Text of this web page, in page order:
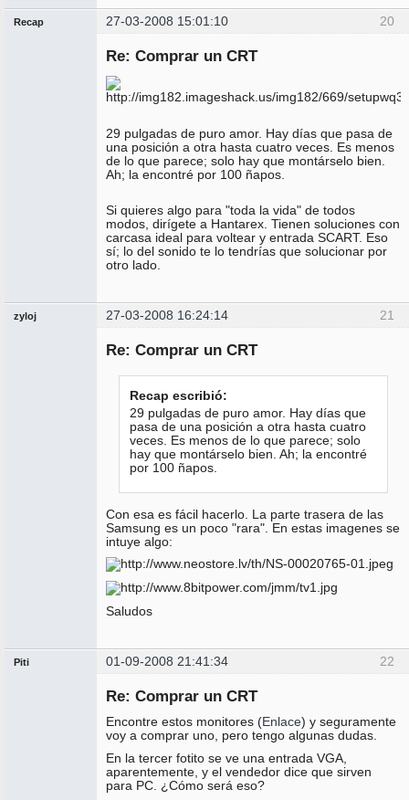
20
Recap 27-03-2008 15:01:10
Re: Comprar un CRT
29 pulgadas de puro amor. Hay días que pasa de
una posición a otra hasta cuatro veces. Es menos
de lo que parece; solo hay que montárselo bien.
Ah; la encontré por 100 ñapos.
Si quieres algo para "toda la vida" de todos
modos, dirígete a Hantarex. Tienen soluciones con
carcasa ideal para voltear y entrada SCART. Eso
sí; lo del sonido te lo tendrías que solucionar por
otro lado.
21
zyloj 27-03-2008 16:24:14
Re: Comprar un CRT
Recap escribió:
29 pulgadas de puro amor. Hay días que
pasa de una posición a otra hasta cuatro
veces. Es menos de lo que parece; solo
hay que montárselo bien. Ah; la encontré
por 100 ñapos.
Con esa es fácil hacerlo. La parte trasera de las
Samsung es un poco "rara". En estas imagenes se
intuye algo:
Saludos
22
Piti 01-09-2008 21:41:34
Re: Comprar un CRT
Encontre estos monitores (Enlace) y seguramente
voy a comprar uno, pero tengo algunas dudas.
En la tercer fotito se ve una entrada VGA,
aparentemente, y el vendedor dice que sirven
para PC. ¿Cómo será eso?